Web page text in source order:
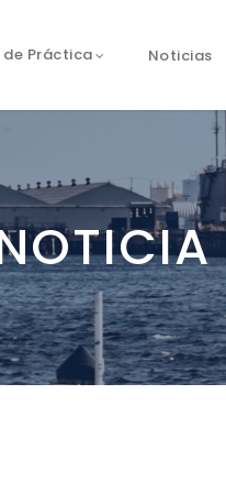
de Práctica Noticias